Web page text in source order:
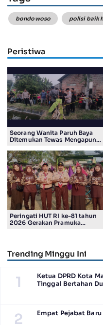
bondowoso polisi baik
Peristiwa
Seorang Wanita Paruh Baya
Ditemukan Tewas Mengapung
Peringati HUT RI ke-81 tahun
2026 Gerakan Pramuka
Trending Minggu Ini
1
Ketua DPRD Kota
Tinggal Bertahan
2 Empat Pejabat